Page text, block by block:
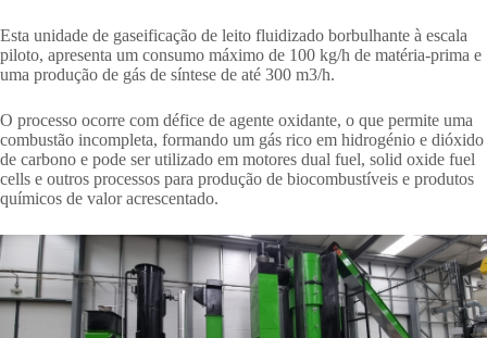
Esta unidade de gaseificação de leito fluidizado borbulhante à escala
piloto, apresenta um consumo máximo de 100 kg/h de matéria-prima e
uma produção de gás de síntese de até 300 m3/h.
O processo ocorre com défice de agente oxidante, o que permite uma
combustão incompleta, formando um gás rico em hidrogénio e dióxido
de carbono e pode ser utilizado em motores dual fuel, solid oxide fuel
cells e outros processos para produção de biocombustíveis e produtos
químicos de valor acrescentado.